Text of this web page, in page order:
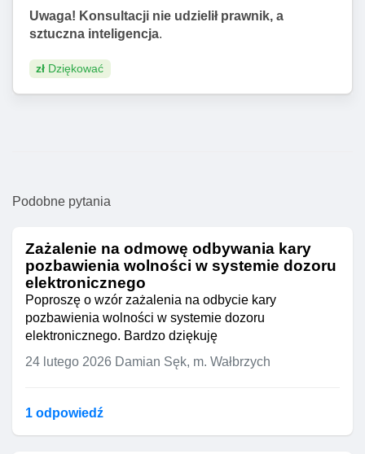
Uwaga! Konsultacji nie udzielił prawnik, a
sztuczna inteligencja.
zł Dziękować
Podobne pytania
Zażalenie na odmowę odbywania kary
pozbawienia wolności w systemie dozoru
elektronicznego
Poproszę o wzór zażalenia na odbycie kary
pozbawienia wolności w systemie dozoru
elektronicznego. Bardzo dziękuję
24 lutego 2026 Damian Sęk, m. Wałbrzych
1 odpowiedź